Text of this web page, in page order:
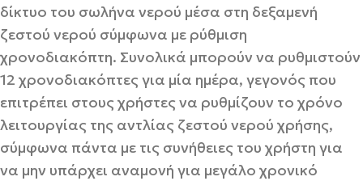
δίκτυο του σωλήνα νερού μέσα στη δεξαμενή
ζεστού νερού σύμφωνα με ρύθμιση
χρονοδιακόπτη. Συνολικά μπορούν να ρυθμιστούν
12 χρονοδιακόπτες για μία ημέρα, γεγονός που
επιτρέπει στους χρήστες να ρυθμίζουν το χρόνο
λειτουργίας της αντλίας ζεστού νερού χρήσης,
σύμφωνα πάντα με τις συνήθειες του χρήστη για
να μην υπάρχει αναμονή για μεγάλο χρονικό